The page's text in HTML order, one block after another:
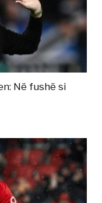
Në fushë si